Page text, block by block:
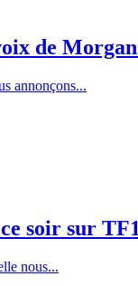
de
annonçons...
soir sur
nous...